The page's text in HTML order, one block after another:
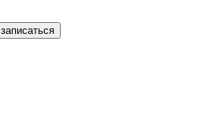
записаться